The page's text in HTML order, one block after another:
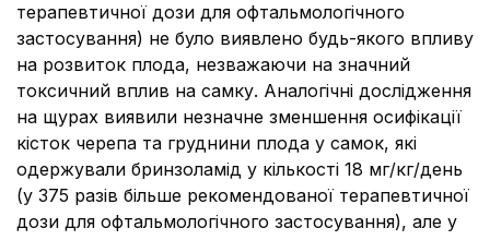
терапевтичної дози для офтальмологічного
застосування) не було виявлено будь-якого впливу
на розвиток плода, незважаючи на значний
токсичний вплив на самку. Аналогічні дослідження
на щурах виявили незначне зменшення осифікації
кісток черепа та груднини плода у самок, які
одержували бринзоламід у кількості 18 мг/кг/день
(у 375 разів більше рекомендованої терапевтичної
дози для офтальмологічного застосування), але у